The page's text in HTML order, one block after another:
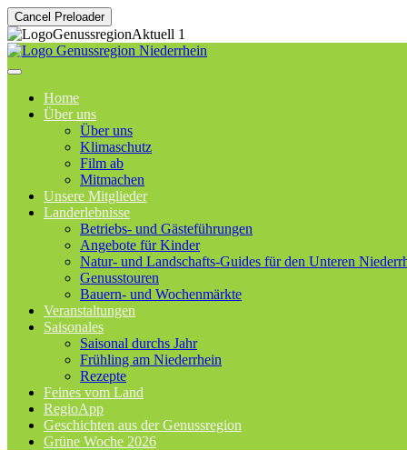
Cancel Preloader
Home
Über uns
Über uns
Klimaschutz
Film ab
Mitmachen
Unsere Mitglieder
Landerlebnisse
Betriebs- und Gästeführungen
Angebote für Kinder
Natur- und Landschafts-Guides für den Unteren
Genusstouren
Bauern- und Wochenmärkte
Veranstaltungen
Saisonales
Saisonal durchs Jahr
Frühling am Niederrhein
Rezepte
Feines vom Land
RegioApp
Geschichten aus der Genussregion
Grüne Woche 2026